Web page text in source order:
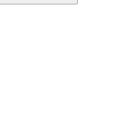
Buscar